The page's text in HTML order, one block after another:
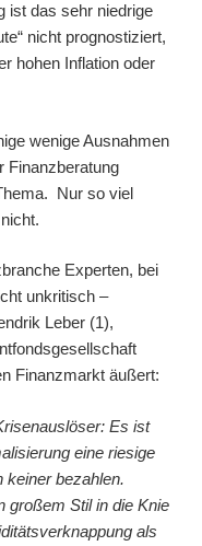
ist das sehr niedrige
nicht prognostiziert,
hohen Inflation oder
wenige Ausnahmen
Finanzberatung
Nur so viel
Experten, bei
unkritisch –
Leber (1),
Finanzmarkt äußert:
Es ist
eine riesige
keiner bezahlen.
großem Stil in die Knie
als